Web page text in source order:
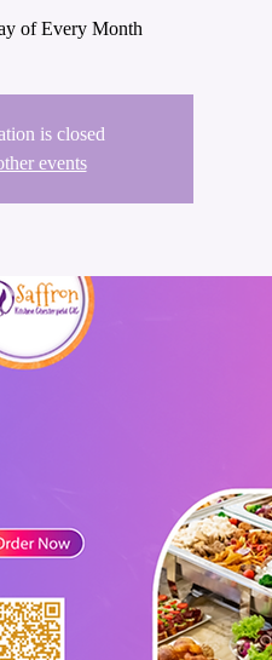
of Every Month
is closed
events